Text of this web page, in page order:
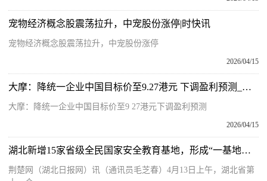
宠物经济概念股震荡拉升，中宠股份涨停|时快讯
宠物经济概念股震荡拉升，中宠股份涨停
2026/04/15
大摩：降统一企业中国目标价至9.27港元 下调盈利预测_今日热文
大摩：降统一企业中国目标价至9 27港元下调盈利预测
2026/04/15
湖北新增15家省级全民国家安全教育基地，形成“一基地一特色”宣教格局 焦点速讯
荆楚网（湖北日报网）讯（通讯员毛芝春）4月13日上午，湖北省第